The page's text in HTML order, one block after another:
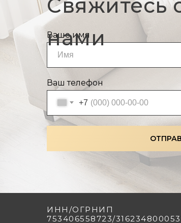
Ваше имя
Ваш телефон
+7
Свяжитесь
нами
ИНН/ОГРНИП
753406558723/